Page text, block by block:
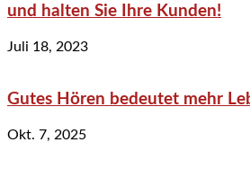
und halten Sie Ihre Kunden!
Juli 18, 2023
Gutes Hören bedeutet mehr
Okt. 7, 2025